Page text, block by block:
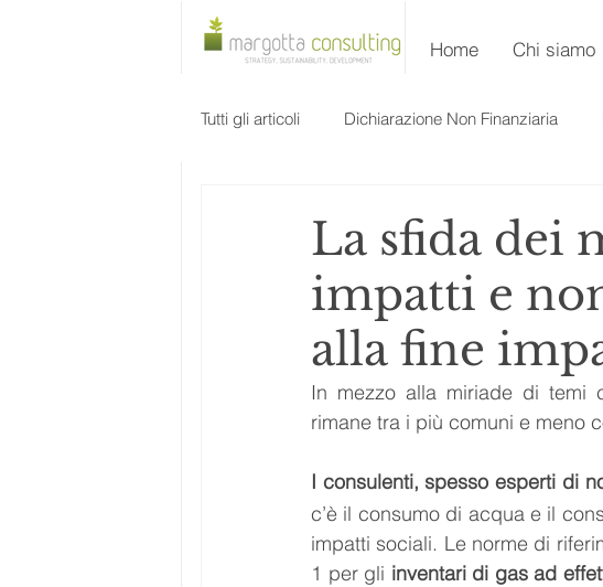
Home Chi siamo
Tutti gli articoli Dichiarazione Non Finanziaria
La sfida dei
impatti e
alla fine
In mezzo alla miriade di temi
rimane tra i più comuni e meno
I consulenti, spesso esperti di
c’è il consumo di acqua e il
impatti sociali. Le norme di
1 per gli inventari di gas ad